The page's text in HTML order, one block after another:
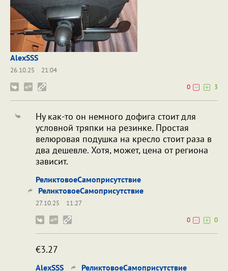
AlexSSS
26.10.25
21:04
0
3
Ну как-то он немного дофига стоит для
условной тряпки на резинке. Простая
велюровая подушка на кресло стоит раза в
два дешевле. Хотя, может, цена от региона
зависит.
РеликтовоеСамоприсутствие
РеликтовоеСамоприсутствие
27.10.25
11:27
0
0
€3.27
AlexSSS РеликтовоеСамоприсутствие